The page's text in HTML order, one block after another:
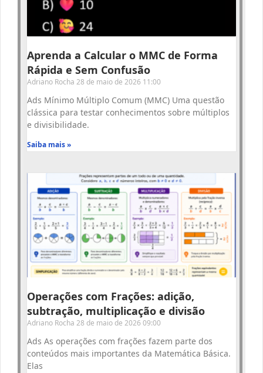
Aprenda a Calcular o MMC de Forma
Rápida e Sem Confusão
Adriano Rocha 28 de maio de 2026 11:00
Ads Mínimo Múltiplo Comum (MMC) Uma questão
clássica para testar conhecimentos sobre múltiplos
e divisibilidade.
Saiba mais »
Operações com Frações: adição,
subtração, multiplicação e divisão
Adriano Rocha 28 de maio de 2026 09:00
Ads As operações com frações fazem parte dos
conteúdos mais importantes da Matemática Básica.
Elas